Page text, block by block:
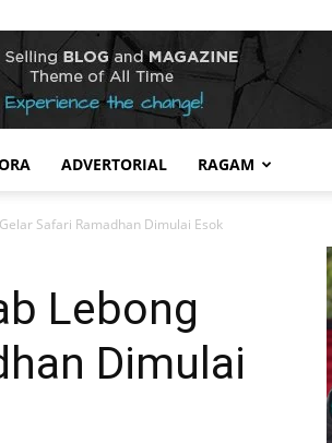
ADVERTORIAL RAGAM
Safari Ramadhan Dimulai Esok
Lebong
Dimulai